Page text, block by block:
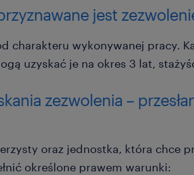
jest
charakteru wykonywanej pracy.
uzyskać je na okres 3 lat,
zezwolenia –
oraz jednostka, która chce
określone prawem warunki: